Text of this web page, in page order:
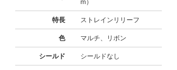
m）
特長 ストレインリリーフ
色 マルチ、リボン
シールド シールドなし